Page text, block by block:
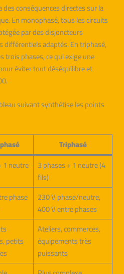
conséquences directes sur la
En monophasé, tous les circuits
par des disjoncteurs
adaptés. En triphasé,
trois phases, ce qui exige une
éviter tout déséquilibre et
suivant synthétise les points
Triphasé
1 neutre
3 phases + 1 neutre (4
fils)
phase
230 V phase/neutre,
400 V entre phases
petits
Ateliers, commerces,
équipements très
puissants